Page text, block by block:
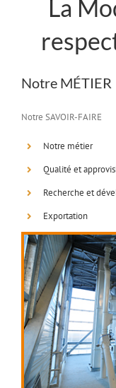
La
Notre MÉTIER
Notre SAVOIR-FAIRE
Notre métier
Qualité et
Recherche et
Exportation